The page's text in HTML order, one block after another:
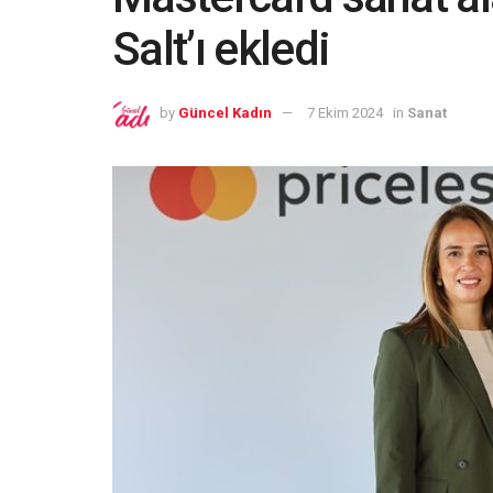
Salt’ı ekledi
by Güncel Kadın 7 Ekim 2024 in Sanat